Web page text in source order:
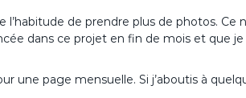
l’habitude de prendre plus de photos. Ce
dans ce projet en fin de mois et que
une page mensuelle. Si j’aboutis à